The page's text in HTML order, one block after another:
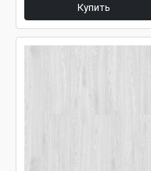
Купить